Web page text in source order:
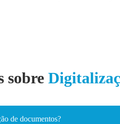
sobre
de documentos?